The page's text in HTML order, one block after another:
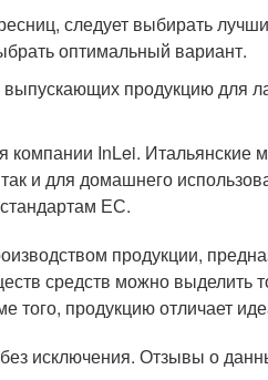
следует выбирать
оптимальный вариант.
продукцию для
компании InLei.
и для домашнего
ЕС.
продукции,
средств можно выделить
того, продукцию отличает
исключения. Отзывы о